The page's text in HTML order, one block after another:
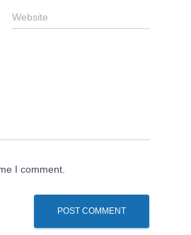
Website
I comment.